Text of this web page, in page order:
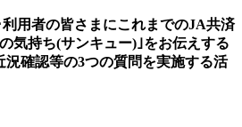
用者の皆さまにこれまでのJA共済
気持ち(サンキュー)｣をお伝えする
況確認等の3つの質問を実施する活